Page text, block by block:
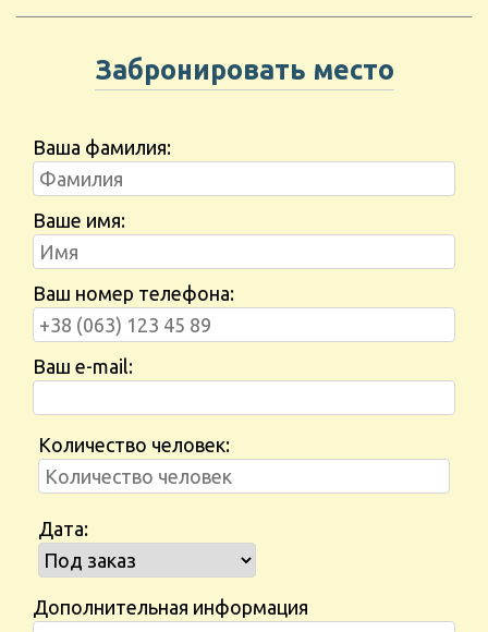
Забронировать место
Ваша фамилия:
Ваше имя:
Ваш номер телефона:
Ваш e-mail:
Количество человек:
Дата:
Дополнительная информация